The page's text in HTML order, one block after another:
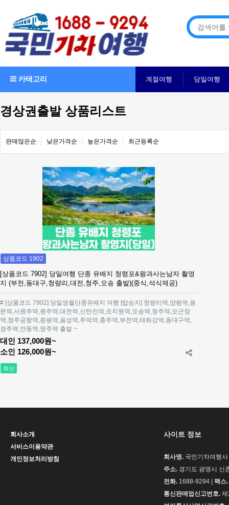
카테고리 계절여행 당일여행
경상권출발 상품리스트
판매많은순 낮은가격순 높은가격순 최근등록순
상품코드 1902
[상품코드 7902] 당일여행 단종 유배지 청령포&왕과사는남자 촬영
지 (부전,동대구,청량리,대전,청주,오송 출발)(중식,석식제공)
# [상품코드 7902] 당일영월단종유배지 여행 [탑승지] 청량리역,양평역,용
문역,서원주역,원주역,대전역,신탄진역,조치원역,오송역,청주역,오근장
역,청주공항역,증평역,음성역,주덕역,충주역,부전역,태화강역,동대구역,
경주역,안동역,영주역 출발 ~
대인 137,000원~
소인 126,000원~
최신
회사소개
서비스이용약관
개인정보처리방침
사이트 정보
회사명. 국민기차여행사
주소. 경기도 광명시 신
전화. 1688-9294 | 팩스.
통신판매업신고번호.